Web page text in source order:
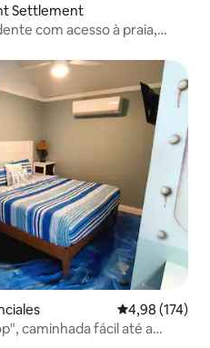
Settlement
com acesso à praia,
dos hóspedes
4,98 de uma
4,98 (174)
caminhada fácil até a